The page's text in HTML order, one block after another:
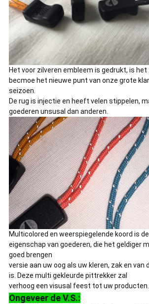
Het voor zilveren embleem is gedrukt, is
becmoe het nieuwe punt van onze grote
seizoen.
De rug is injectie en heeft velen stippelen,
goederen unsusal dan anderen.
Multicolored en weerspiegelende koord is
eigenschap van goederen, die het geldiger
goed brengen
versie aan uw oog als uw kleren, zak en van
is. Deze multi gekleurde pittrekker zal
verhoog een visusal feest tot uw producten.
Ongeveer de V.S.: